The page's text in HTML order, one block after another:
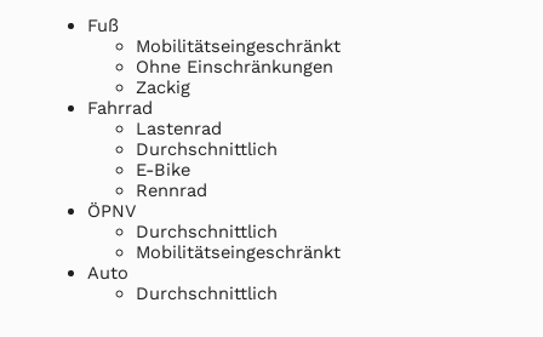
Fuß
Mobilitätseingeschränkt
Ohne Einschränkungen
Zackig
Fahrrad
Lastenrad
Durchschnittlich
E-Bike
Rennrad
ÖPNV
Durchschnittlich
Mobilitätseingeschränkt
Auto
Durchschnittlich